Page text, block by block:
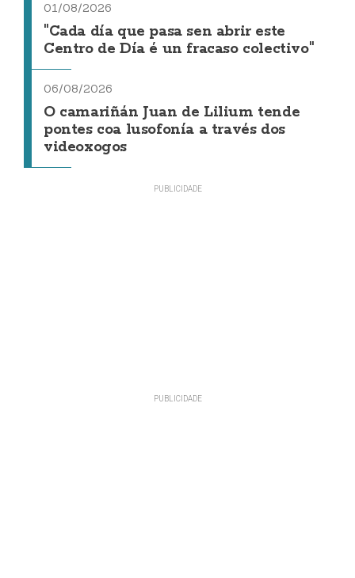
01/08/2026
"Cada día que pasa sen abrir este
Centro de Día é un fracaso colectivo"
06/08/2026
O camariñán Juan de Lilium tende
pontes coa lusofonía a través dos
videoxogos